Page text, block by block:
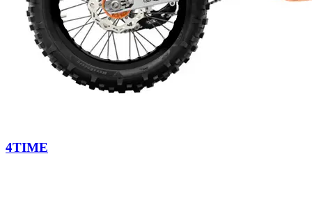
4TIME